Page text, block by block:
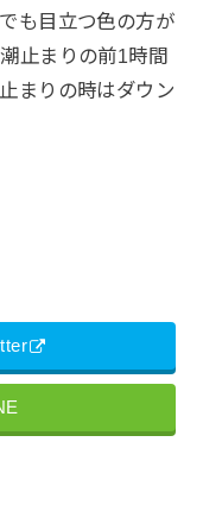
も目立つ色の方が
止まりの前1時間
まりの時はダウン